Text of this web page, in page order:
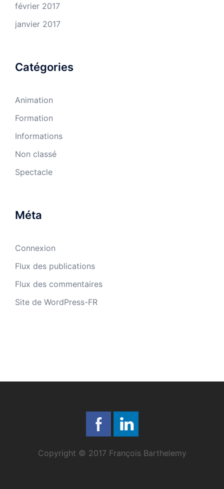
février 2017
janvier 2017
Catégories
Animation
Formation
Informations
Non classé
Spectacle
Méta
Connexion
Flux des publications
Flux des commentaires
Site de WordPress-FR
Copyright © 2017 François Barthelemy